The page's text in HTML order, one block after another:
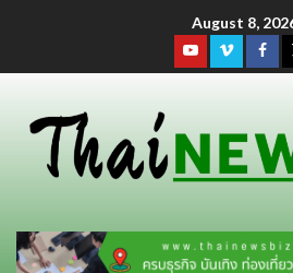
August 8,